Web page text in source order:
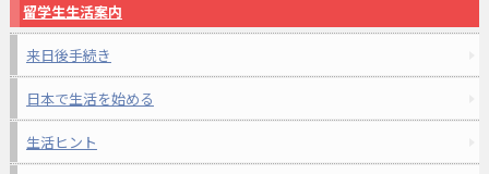
留学生生活案内
来日後手続き
日本で生活を始める
生活ヒント